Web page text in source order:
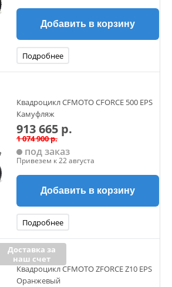
Добавить в корзину
Подробнее
Квадроцикл CFMOTO CFORCE 500 EPS
Камуфляж
913 665 р.
1 074 900 р.
под заказ
Привезем к 22 августа
Добавить в корзину
Подробнее
Доставка за
наш счет
Квадроцикл CFMOTO ZFORCE Z10 EPS
Оранжевый